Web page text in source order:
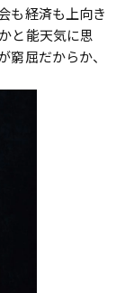
も経済も上向き
と能天気に思
窮屈だからか、